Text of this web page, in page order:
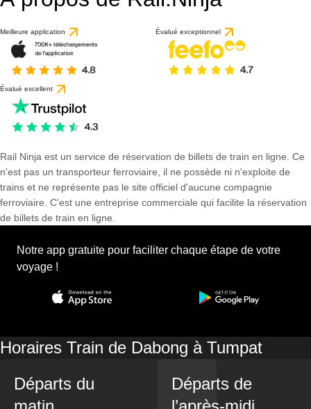
Meilleure application Évalué exceptionnel
Évalué excellent
Rail Ninja est un service de réservation de billets de train en ligne. Ce
n'est pas un transporteur ferroviaire, il ne possède ni n'exploite de
trains et ne représente pas le site officiel d'aucune compagnie
ferroviaire. C'est une entreprise commerciale qui facilite la réservation
de billets de train en ligne.
Notre app gratuite pour faciliter chaque étape de votre
voyage !
Horaires Train de Dabong à Tumpat
Départs du
Départs de